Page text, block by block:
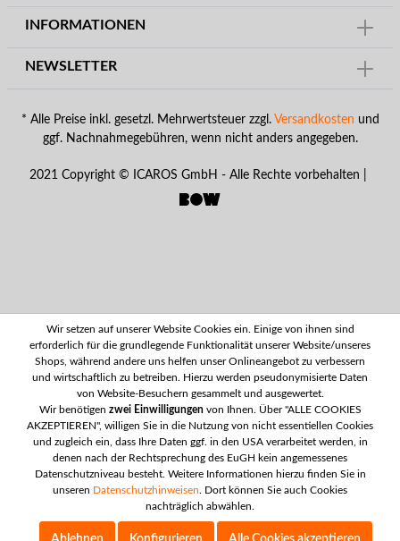
INFORMATIONEN
NEWSLETTER
* Alle Preise inkl. gesetzl. Mehrwertsteuer zzgl. Versandkosten und
ggf. Nachnahmegebühren, wenn nicht anders angegeben.
2021 Copyright © ICAROS GmbH - Alle Rechte vorbehalten |
Wir setzen auf unserer Website Cookies ein. Einige von ihnen sind
erforderlich für die grundlegende Funktionalität unserer Website/unseres
Shops, während andere uns helfen unser Onlineangebot zu verbessern
und wirtschaftlich zu betreiben. Hierzu werden pseudonymisierte Daten
von Website-Besuchern gesammelt und ausgewertet.
Wir benötigen zwei Einwilligungenvon Ihnen. Über "ALLE COOKIES
AKZEPTIEREN", willigen Sie in die Nutzung von nicht essentiellen Cookies
und zugleich ein, dass Ihre Daten ggf. in den USA verarbeitet werden, in
denen nach der Rechtsprechung des EuGH kein angemessenes
Datenschutzniveau besteht. Weitere Informationen hierzu finden Sie in
unseren Datenschutzhinweisen. Dort können Sie auch Cookies
nachträglich abwählen.